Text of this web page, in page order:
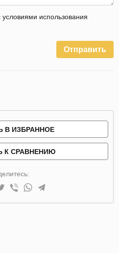
использования
Отправить
В ИЗБРАННОЕ
К СРАВНЕНИЮ